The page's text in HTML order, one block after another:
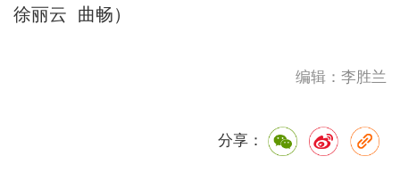
徐丽云 曲畅）
编辑：李胜兰
分享：